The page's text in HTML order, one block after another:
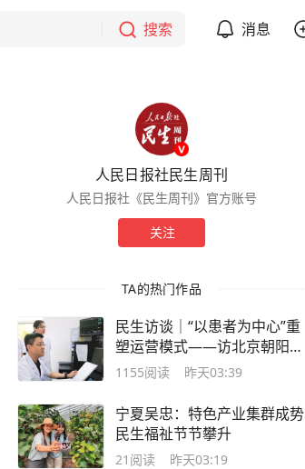
搜索 消息
人民日报社民生周刊
人民日报社《民生周刊》官方账号
关注
TA的热门作品
民生访谈｜“以患者为中心”重
塑运营模式——访北京朝阳医
院党委书记、理事长纪智礼
1155阅读 昨天03:39
宁夏吴忠：特色产业集群成势
民生福祉节节攀升
21 阅读 昨天03:19